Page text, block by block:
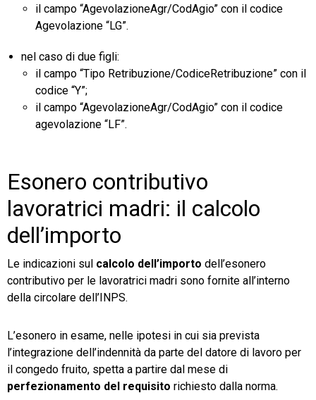
il campo “AgevolazioneAgr/CodAgio” con il codice
Agevolazione “LG”.
nel caso di due figli:
il campo “Tipo Retribuzione/CodiceRetribuzione” con il
codice “Y”;
il campo “AgevolazioneAgr/CodAgio” con il codice
agevolazione “LF”.
Esonero contributivo
lavoratrici madri: il calcolo
dell’importo
Le indicazioni sul calcolo dell’importo dell’esonero
contributivo per le lavoratrici madri sono fornite all’interno
della circolare dell’INPS.
L’esonero in esame, nelle ipotesi in cui sia prevista
l’integrazione dell’indennità da parte del datore di lavoro per
il congedo fruito, spetta a partire dal mese di
perfezionamento del requisito richiesto dalla norma.